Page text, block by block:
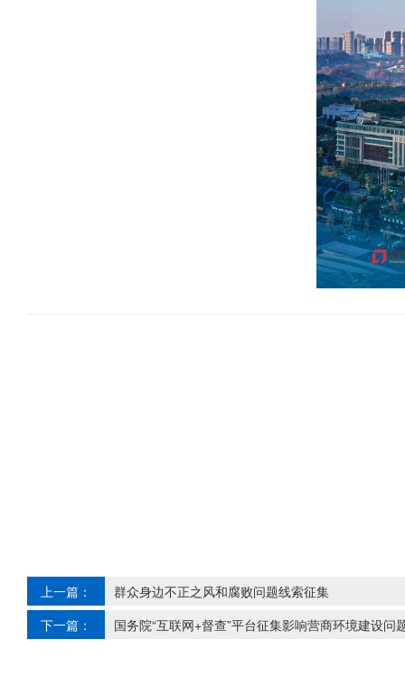
上一篇：
群众身边不正之风和腐败问题线索征集
下一篇：
国务院“互联网+督查”平台征集影响营商环境建设问